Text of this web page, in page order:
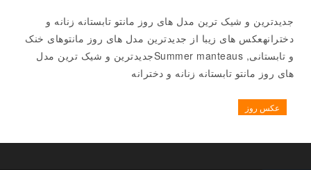
جدیدترین و شیک ترین مدل های روز مانتو تابستانه زنانه و
دخترانهعکس های زیبا از جدیدترین مدل های روز مانتوهای خنک
و تابستانی, Summer manteausجدیدترین و شیک ترین مدل
های روز مانتو تابستانه زنانه و دخترانه
عکس روز